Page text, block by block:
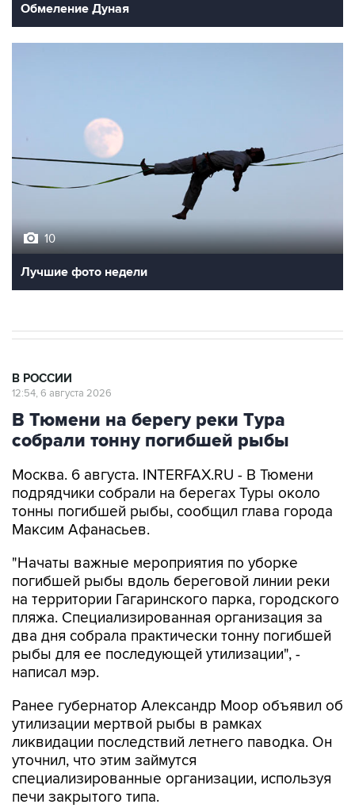
Обмеление Дуная
10
Лучшие фото недели
В РОССИИ
12:54, 6 августа 2026
В Тюмени на берегу реки Тура
собрали тонну погибшей рыбы
Москва. 6 августа. INTERFAX.RU - В Тюмени
подрядчики собрали на берегах Туры около
тонны погибшей рыбы, сообщил глава города
Максим Афанасьев.
"Начаты важные мероприятия по уборке
погибшей рыбы вдоль береговой линии реки
на территории Гагаринского парка, городского
пляжа. Специализированная организация за
два дня собрала практически тонну погибшей
рыбы для ее последующей утилизации", -
написал мэр.
Ранее губернатор Александр Моор объявил об
утилизации мертвой рыбы в рамках
ликвидации последствий летнего паводка. Он
уточнил, что этим займутся
специализированные организации, используя
печи закрытого типа.